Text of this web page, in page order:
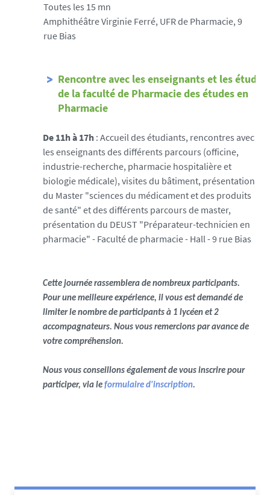
Toutes les 15 mn
Amphithéâtre Virginie Ferré, UFR de Pharmacie, 9
rue Bias
Rencontre avec les enseignants et les
de la faculté de Pharmacie des études en
Pharmacie
De 11h à 17h : Accueil des étudiants, rencontres avec
les enseignants des différents parcours (officine,
industrie-recherche, pharmacie hospitalière et
biologie médicale), visites du bâtiment, présentation
du Master "sciences du médicament et des produits
de santé" et des différents parcours de master,
présentation du DEUST "Préparateur-technicien en
pharmacie" - Faculté de pharmacie - Hall - 9 rue Bias
Cette journée rassemblera de nombreux participants.
Pour une meilleure expérience, il vous est demandé de
limiter le nombre de participants à 1 lycéen et 2
accompagnateurs. Nous vous remercions par avance de
votre compréhension.
Nous vous conseillons également de vous inscrire pour
participer, via leformulaire d'inscription.